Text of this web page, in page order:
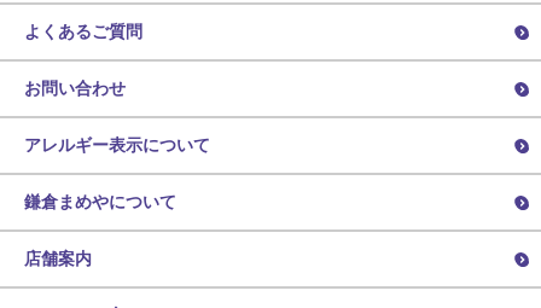
よくあるご質問
お問い合わせ
アレルギー表示について
鎌倉まめやについて
店舗案内